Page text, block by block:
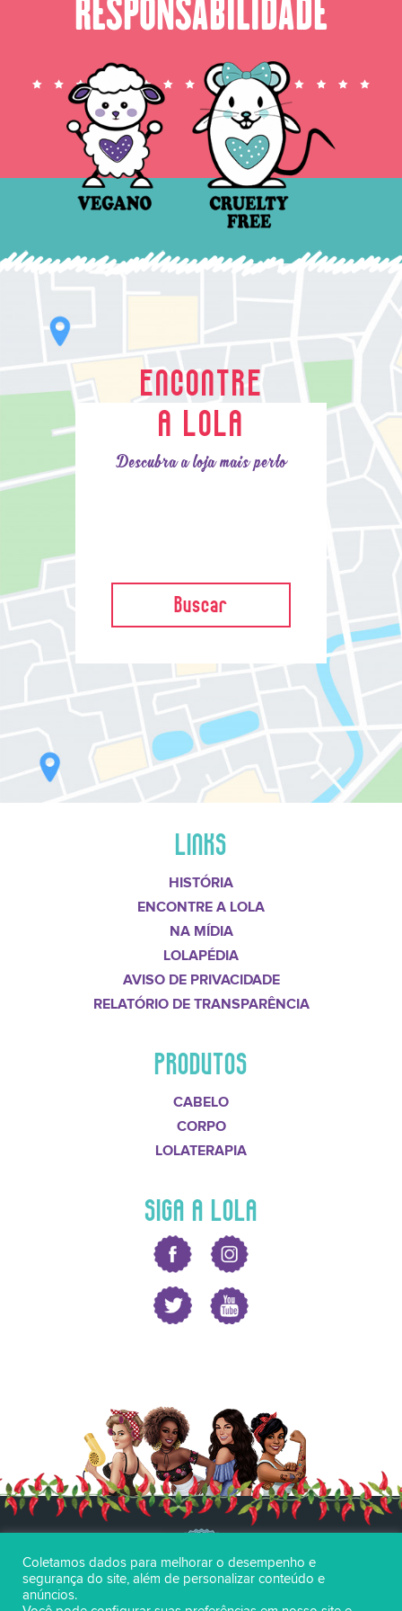
RESPONSABILIDADE
ENCONTRE
A LOLA
Descubra a loja mais perto
Buscar
LINKS
HISTÓRIA
ENCONTRE A LOLA
NA MÍDIA
LOLAPÉDIA
AVISO DE PRIVACIDADE
RELATÓRIO DE TRANSPARÊNCIA
PRODUTOS
CABELO
CORPO
LOLATERAPIA
SIGA A LOLA
Coletamos dados para melhorar o desempenho e
segurança do site, além de personalizar conteúdo e
anúncios.